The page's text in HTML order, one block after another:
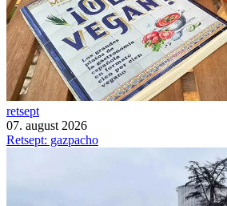
retsept
07. august 2026
Retsept: gazpacho